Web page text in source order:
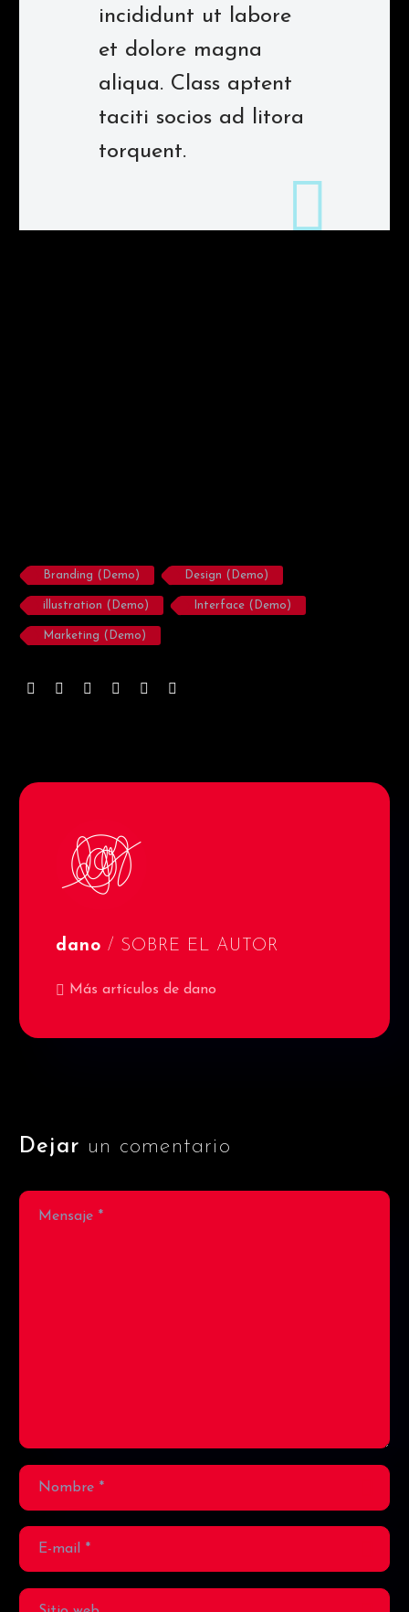
incididunt ut labore
et dolore magna
aliqua. Class aptent
taciti socios ad litora
torquent.
Branding (Demo) Design (Demo)
illustration (Demo) Interface (Demo)
Marketing (Demo)
dano / SOBRE EL AUTOR
Más artículos de dano
Dejar un comentario